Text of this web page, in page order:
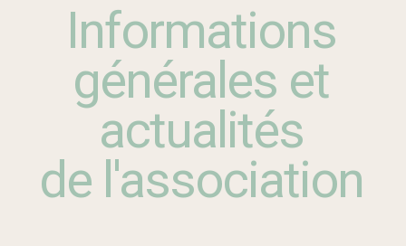
Informations
générales et
actualités
de l'association